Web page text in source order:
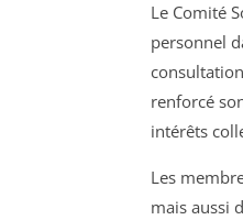
Le Comité
personnel
renforcé
intérêts
Les
mais aussi